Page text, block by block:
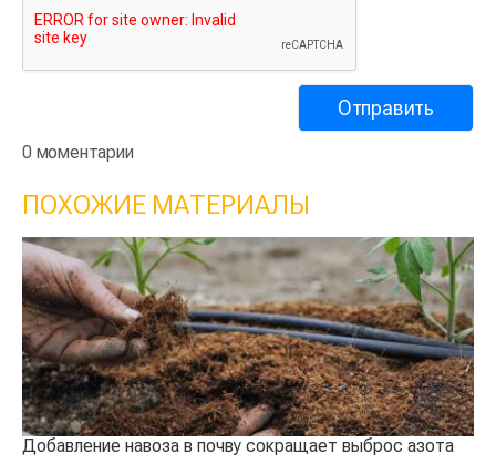
0 моментарии
ПОХОЖИЕ МАТЕРИАЛЫ
Добавление навоза в почву сокращает выброс азота